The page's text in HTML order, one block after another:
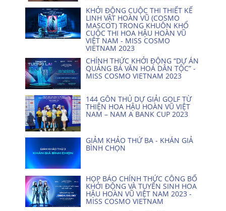
KHỞI ĐỘNG CUỘC THI THIẾT KẾ
LINH VẬT HOÀN VŨ (COSMO
MASCOT) TRONG KHUÔN KHỔ
CUỘC THI HOA HẬU HOÀN VŨ
VIỆT NAM - MISS COSMO
VIETNAM 2023
CHÍNH THỨC KHỞI ĐỘNG “DỰ ÁN
QUẢNG BÁ VĂN HOÁ DÂN TỘC” -
MISS COSMO VIETNAM 2023
144 GÔN THỦ DỰ GIẢI GOLF TỪ
THIỆN HOA HẬU HOÀN VŨ VIỆT
NAM – NAM A BANK CUP 2023
GIẢM KHẢO THỨ BA - KHÁN GIẢ
BÌNH CHỌN
HỌP BÁO CHÍNH THỨC CÔNG BỐ
KHỞI ĐỘNG VÀ TUYỂN SINH HOA
HẬU HOÀN VŨ VIỆT NAM 2023 -
MISS COSMO VIETNAM